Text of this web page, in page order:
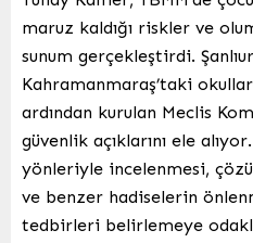
maruz kaldığı riskler ve
sunum gerçekleştirdi.
Kahramanmaraş’taki
ardından kurulan Meclis
güvenlik açıklarını ele
yönleriyle incelenmesi,
ve benzer hadiselerin
tedbirleri belirlemeye